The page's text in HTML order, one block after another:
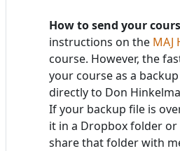
How to send your
instructions on the MAJ
course. However, the
your course as a
directly to Don
If your backup file is
it in a Dropbox folder
share that folder with